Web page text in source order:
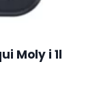
Moly i 1l